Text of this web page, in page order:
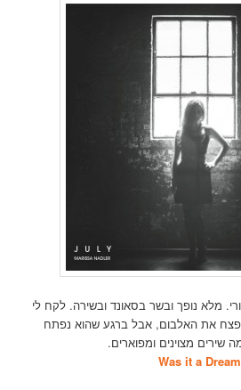
מלא נופך ובשר בסאונד ובשירה. לקח לי
את האלבום, אבל ברגע שהוא נפתח
שירים מצוינים ומפוארים.
Was it a Dream